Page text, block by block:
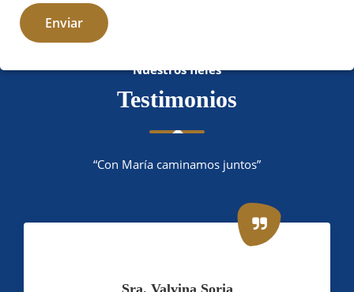
Nuestros fieles
Testimonios
“Con María caminamos juntos”
Sra. Valvina Soria